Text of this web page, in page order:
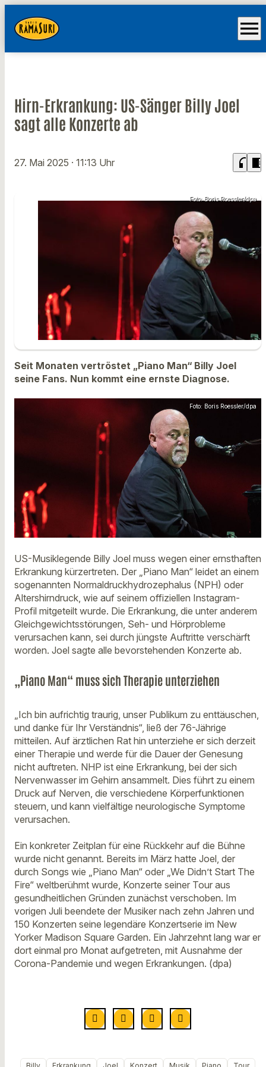
menu
Hirn-Erkrankung: US-Sänger Billy Joel
sagt alle Konzerte ab
27. Mai 2025 · 11:13 Uhr headphones chrome_reader_mode
Foto: Boris Roessler/dpa
Seit Monaten vertröstet „Piano Man“ Billy Joel
seine Fans. Nun kommt eine ernste Diagnose.
Foto: Boris Roessler/dpa
US-Musiklegende Billy Joel muss wegen einer ernsthaften
Erkrankung kürzertreten. Der „Piano Man“ leidet an einem
sogenannten Normaldruckhydrozephalus (NPH) oder
Altershirndruck, wie auf seinem offiziellen Instagram-
Profil mitgeteilt wurde. Die Erkrankung, die unter anderem
Gleichgewichtsstörungen, Seh- und Hörprobleme
verursachen kann, sei durch jüngste Auftritte verschärft
worden. Joel sagte alle bevorstehenden Konzerte ab.
„Piano Man“ muss sich Therapie unterziehen
„Ich bin aufrichtig traurig, unser Publikum zu enttäuschen,
und danke für Ihr Verständnis“, ließ der 76-Jährige
mitteilen. Auf ärztlichen Rat hin unterziehe er sich derzeit
einer Therapie und werde für die Dauer der Genesung
nicht auftreten. NHP ist eine Erkrankung, bei der sich
Nervenwasser im Gehirn ansammelt. Dies führt zu einem
Druck auf Nerven, die verschiedene Körperfunktionen
steuern, und kann vielfältige neurologische Symptome
verursachen.
Ein konkreter Zeitplan für eine Rückkehr auf die Bühne
wurde nicht genannt. Bereits im März hatte Joel, der
durch Songs wie „Piano Man“ oder „We Didn’t Start The
Fire“ weltberühmt wurde, Konzerte seiner Tour aus
gesundheitlichen Gründen zunächst verschoben. Im
vorigen Juli beendete der Musiker nach zehn Jahren und
150 Konzerten seine legendäre Konzertserie im New
Yorker Madison Square Garden. Ein Jahrzehnt lang war er
dort einmal pro Monat aufgetreten, mit Ausnahme der
Corona-Pandemie und wegen Erkrankungen. (dpa)